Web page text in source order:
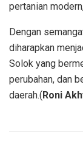
pertanian
Dengan
diharapkan
Solok yang
perubahan, dan
daerah.( Roni